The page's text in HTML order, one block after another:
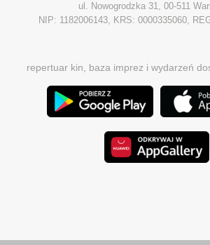
ul. Nowogrodzka 31, 00-511
NIP: 1182006143, KRS: 0000335060,
repertuar kin, baza imprez i wydarzeń